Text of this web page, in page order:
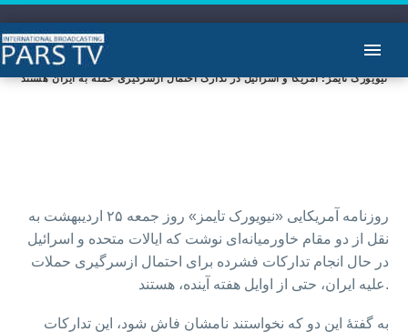
نیویورک تایمز: آمریکا و اسرائیل در تدارک احتمال ازسرگیری حمله به ایران هستند
روزنامه آمریکایی «نیویورک تایمز» روز جمعه ۲۵ اردیبهشت به
نقل از دو مقام خاورمیانه‌ای نوشت که ایالات متحده و اسرائیل
در حال انجام تدارکات فشرده برای احتمال ازسرگیری حملات
علیه ایران، حتی از اوایل هفته آینده، هستند.
به گفتهٔ این دو که نخواستند نامشان فاش شود، این تدارکات